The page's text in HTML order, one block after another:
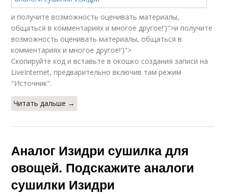
и получите возможность оценивать материалы,
общаться в комментариях и многое другое!')">и получите
возможность оценивать материалы, общаться в
комментариях и многое другое!')">
Скопируйте код и вставьте в окошко создания записи на
LiveInternet, предварительно включив там режим
"Источник".
Читать дальше →
Аналог Изидри сушилка для
овощей. Подскажите аналоги
сушилки Изидри